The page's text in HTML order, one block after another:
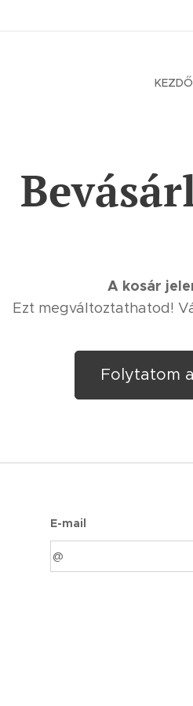
A kosár
Ezt megváltoztathatod!
Folytatom
E-mail